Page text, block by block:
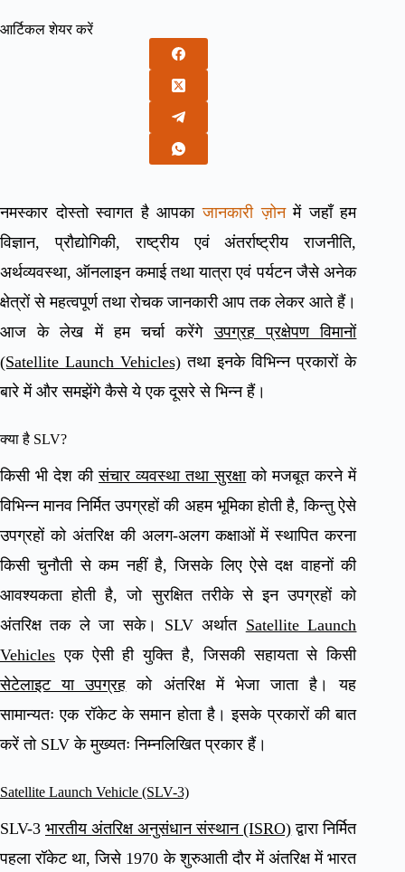
आर्टिकल शेयर करें
नमस्कार दोस्तो स्वागत है आपकाजानकारी ज़ोनमें जहाँ हम
विज्ञान, प्रौद्योगिकी, राष्ट्रीय एवं अंतर्राष्ट्रीय राजनीति,
अर्थव्यवस्था, ऑनलाइन कमाई तथा यात्रा एवं पर्यटन जैसे अनेक
क्षेत्रों से महत्वपूर्ण तथा रोचक जानकारी आप तक लेकर आते हैं।
आज के लेख में हम चर्चा करेंगेउपग्रह प्रक्षेपण विमानों
(Satellite Launch Vehicles) तथा इनके विभिन्न प्रकारों के
बारे में और समझेंगे कैसे ये एक दूसरे से भिन्न हैं।
क्या है SLV?
किसी भी देश कीसंचार व्यवस्था तथा सुरक्षाको मजबूत करने में
विभिन्न मानव निर्मित उपग्रहों की अहम भूमिका होती है, किन्तु ऐसे
उपग्रहों को अंतरिक्ष की अलग-अलग कक्षाओं में स्थापित करना
किसी चुनौती से कम नहीं है, जिसके लिए ऐसे दक्ष वाहनों की
आवश्यकता होती है, जो सुरक्षित तरीके से इन उपग्रहों को
अंतरिक्ष तक ले जा सके। SLV अर्थात Satellite Launch
Vehicles एक ऐसी ही युक्ति है, जिसकी सहायता से किसी
सेटेलाइट या उपग्रह को अंतरिक्ष में भेजा जाता है। यह
सामान्यतः एक रॉकेट के समान होता है। इसके प्रकारों की बात
करें तो SLV के मुख्यतः निम्नलिखित प्रकार हैं।
Satellite Launch Vehicle (SLV-3)
SLV-3भारतीय अंतरिक्ष अनुसंधान संस्थान (ISRO) द्वारा निर्मित
पहला रॉकेट था, जिसे 1970 के शुरुआती दौर में अंतरिक्ष में भारत